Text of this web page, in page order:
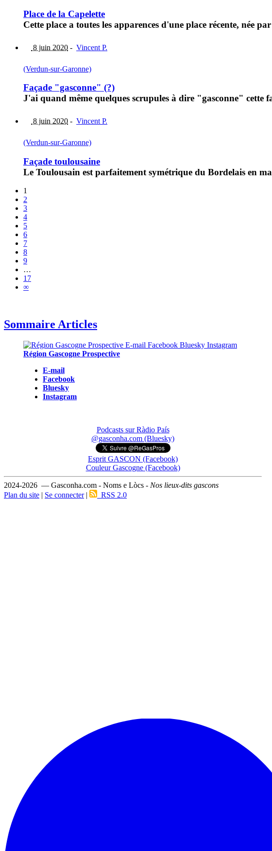
Place de la Capelette
Cette place a toutes les apparences d'une place récente, née
8 juin 2020 - Vincent P.
(Verdun-sur-Garonne)
Façade "gasconne" (?)
J'ai quand même quelques scrupules à dire "gasconne" cette
8 juin 2020 - Vincent P.
(Verdun-sur-Garonne)
Façade toulousaine
Le Toulousain est parfaitement symétrique du Bordelais en
1
2
3
4
5
6
7
8
9
…
17
∞
Sommaire Articles
Région Gascogne Prospective
E-mail
Facebook
Bluesky
Instagram
Podcasts sur Ràdio País
@gasconha.com (Bluesky)
Esprit GASCON (Facebook)
Couleur Gascogne (Facebook)
2024-2026 — Gasconha.com - Noms e Lòcs - Nos lieux-dits gascons
Plan du site | Se connecter| RSS 2.0